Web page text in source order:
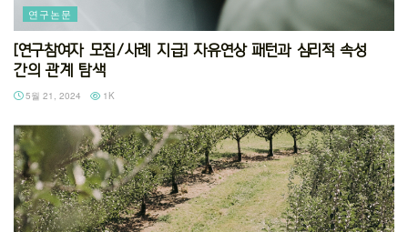
연구논문
[연구참여자 모집/사례 지급] 자유연상 패턴과 심리적 속성
간의 관계 탐색
5월 21, 2024 1K